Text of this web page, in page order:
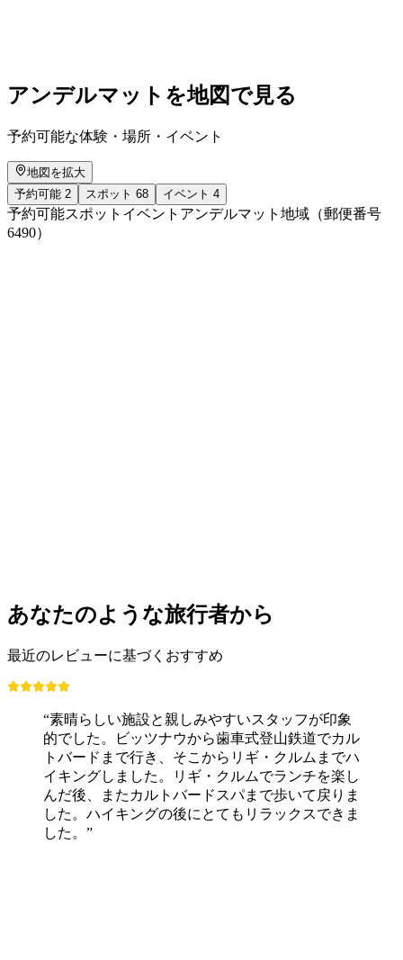
アンデルマットを地図で見る
予約可能な体験・場所・イベント
地図を拡大
予約可能 2 スポット 68 イベント 4
予約可能スポット イベント アンデルマット地域（郵便番号
6490）
あなたのような旅行者から
最近のレビューに基づくおすすめ
“素晴らしい施設と親しみやすいスタッフが印象
的でした。ビッツナウから歯車式登山鉄道でカル
トバードまで行き、そこからリギ・クルムまでハ
イキングしました。リギ・クルムでランチを楽し
んだ後、またカルトバードスパまで歩いて戻りま
した。ハイキングの後にとてもリラックスできま
した。”